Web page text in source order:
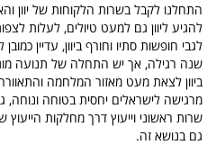
התחלנו לקבל בשרות הלקוחות של יוון
להגיע ליוון גם למעט טיולים, לעלות
לגבי חופשות סתיו וחורף ביוון, עדיין
שנה רגילה, אך יש התחלה של תנועה
ביוון לצאת מעט מאזור המלחמה
מרגישה לישראלים יחסית בטוחה
שרות ראשוני וייעוץ דרך מחלקות הייעוץ
גם בנושא זה.